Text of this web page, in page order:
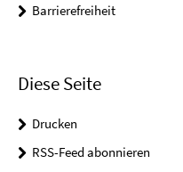
Barrierefreiheit
Diese Seite
Drucken
RSS-Feed abonnieren